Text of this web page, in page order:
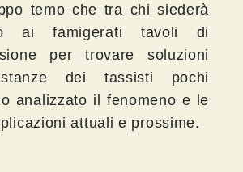
temo che tra chi siederà
ai famigerati tavoli di
per trovare soluzioni
dei tassisti pochi
analizzato il fenomeno e le
attuali e prossime.